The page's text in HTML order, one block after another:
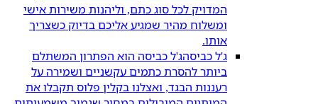
המדויק לכל סוג כתם, וליהנות משירות אישי
ומשלוח מהיר שמגיע אליכם בדיוק כשצריך
אותו.
ג'ל כביסהג'ל כביסה הוא הפתרון המשתלם
ביותר להסרת כתמים עקשניים ושמירה על
רעננות הבגד, ואצלנו בקלין פלוס תקבלו את